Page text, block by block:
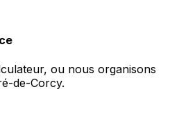
ou nous organisons
de-Corcy.